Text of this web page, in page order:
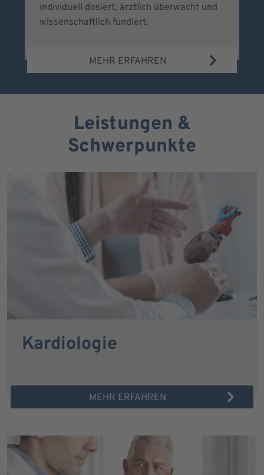
individuell dosiert, ärztlich überwacht und
wissenschaftlich fundiert.
MEHR ERFAHREN
Leistungen &
Schwerpunkte
Kardiologie
MEHR ERFAHREN